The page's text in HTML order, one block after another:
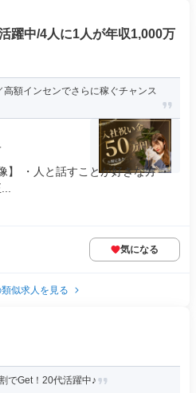
躍中/4人に1人が年収1,000万
額インセンでさらに稼ぐチャンス
】 ・人と話すことが好きな方 ・
気になる
似求人を見る
でGet！20代活躍中♪